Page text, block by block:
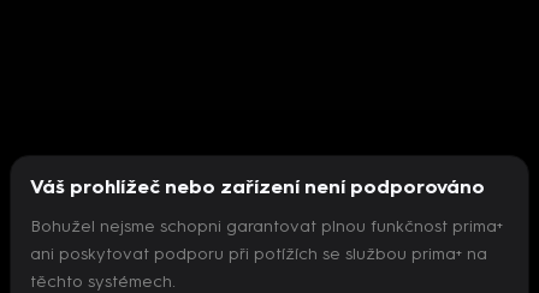
Nepodařilo se inicializovat přehrávač
Váš prohlížeč nebo zařízení není podporováno
Bohužel nejsme schopni garantovat plnou funkčnost prima+
ani poskytovat podporu při potížích se službou prima+ na
těchto systémech.